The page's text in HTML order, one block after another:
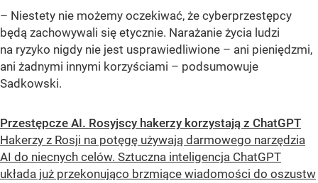
– Niestety nie możemy oczekiwać, że cyberprzestępcy
będą zachowywali się etycznie. Narażanie życia ludzi
na ryzyko nigdy nie jest usprawiedliwione – ani pieniędzmi,
ani żadnymi innymi korzyściami – podsumowuje
Sadkowski.
Przestępcze AI. Rosyjscy hakerzy korzystają z ChatGPT
Hakerzy z Rosji na potęgę używają darmowego narzędzia
AI do niecnych celów. Sztuczna inteligencja ChatGPT
układa już przekonująco brzmiące wiadomości do oszustw